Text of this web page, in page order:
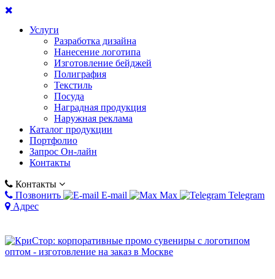
Услуги
Разработка дизайна
Нанесение логотипа
Изготовление бейджей
Полиграфия
Текстиль
Посуда
Наградная продукция
Наружная реклама
Каталог продукции
Портфолио
Запрос Он-лайн
Контакты
Контакты
Позвонить
E-mail Max
Telegram
Адрес